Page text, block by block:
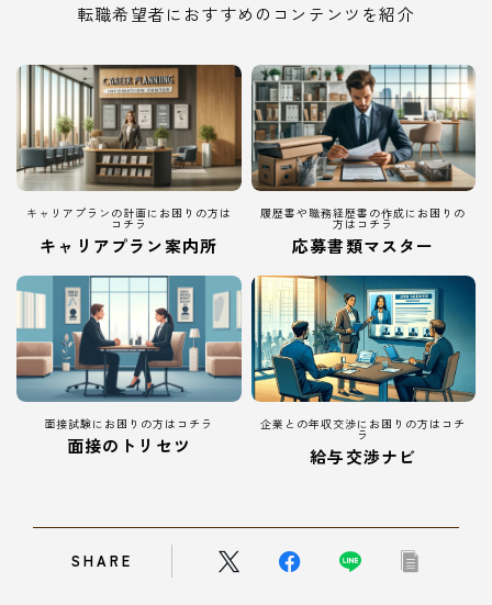
転職希望者におすすめのコンテンツを紹介
キャリアプランの計画にお困りの方は
コチラ
キャリアプラン案内所
履歴書や職務経歴書の作成にお困りの
方はコチラ
応募書類マスター
面接試験にお困りの方はコチラ
面接のトリセツ
企業との年収交渉にお困りの方はコチ
ラ
給与交渉ナビ
SHARE